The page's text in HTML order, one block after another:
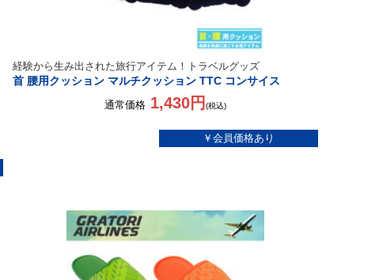
経験から生み出された旅行アイテム！トラベルグッズ
首 腰用クッション マルチクッション TTC コンサイス
通常価格 1,430円(税込)